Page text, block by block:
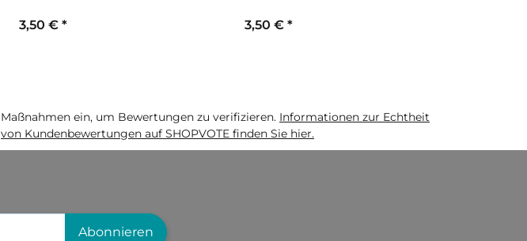
3,50 € * 3,50 € *
Maßnahmen ein, um Bewertungen zu verifizieren. Informationen zur Echtheit
von Kundenbewertungen auf SHOPVOTE finden Sie hier.
Abonnieren